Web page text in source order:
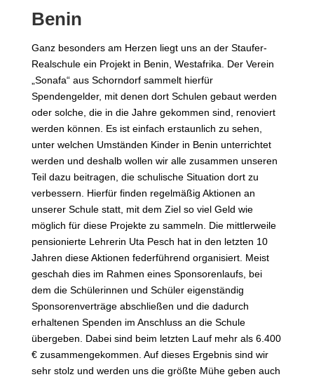
Benin
Ganz besonders am Herzen liegt uns an der Staufer-
Realschule ein Projekt in Benin, Westafrika. Der Verein
„Sonafa“ aus Schorndorf sammelt hierfür
Spendengelder, mit denen dort Schulen gebaut werden
oder solche, die in die Jahre gekommen sind, renoviert
werden können. Es ist einfach erstaunlich zu sehen,
unter welchen Umständen Kinder in Benin unterrichtet
werden und deshalb wollen wir alle zusammen unseren
Teil dazu beitragen, die schulische Situation dort zu
verbessern. Hierfür finden regelmäßig Aktionen an
unserer Schule statt, mit dem Ziel so viel Geld wie
möglich für diese Projekte zu sammeln. Die mittlerweile
pensionierte Lehrerin Uta Pesch hat in den letzten 10
Jahren diese Aktionen federführend organisiert. Meist
geschah dies im Rahmen eines Sponsorenlaufs, bei
dem die Schülerinnen und Schüler eigenständig
Sponsorenverträge abschließen und die dadurch
erhaltenen Spenden im Anschluss an die Schule
übergeben. Dabei sind beim letzten Lauf mehr als 6.400
€ zusammengekommen. Auf dieses Ergebnis sind wir
sehr stolz und werden uns die größte Mühe geben auch